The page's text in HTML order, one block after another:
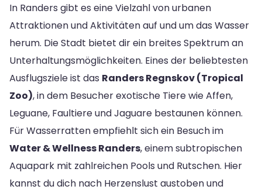
In Randers gibt es eine Vielzahl von urbanen
Attraktionen und Aktivitäten auf und um das Wasser
herum. Die Stadt bietet dir ein breites Spektrum an
Unterhaltungsmöglichkeiten. Eines der beliebtesten
Ausflugsziele ist das Randers Regnskov (Tropical
Zoo), in dem Besucher exotische Tiere wie Affen,
Leguane, Faultiere und Jaguare bestaunen können.
Für Wasserratten empfiehlt sich ein Besuch im
Water & Wellness Randers, einem subtropischen
Aquapark mit zahlreichen Pools und Rutschen. Hier
kannst du dich nach Herzenslust austoben und